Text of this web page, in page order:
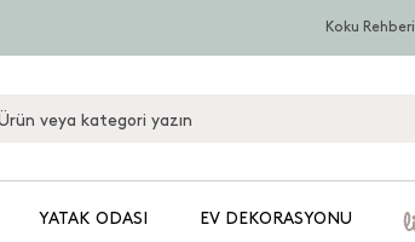
Koku Rehberi
YATAK ODASI EV DEKORASYONU